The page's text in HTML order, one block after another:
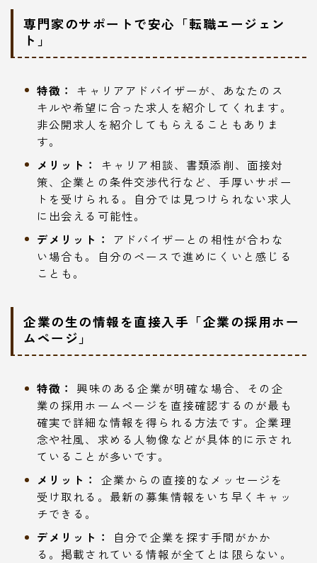
専門家のサポートで安心「転職エージェン
ト」
特徴：
キャリアアドバイザーが、あなたのス
キルや希望に合った求人を紹介してくれます。
非公開求人を紹介してもらえることもありま
す。
メリット：
キャリア相談、書類添削、面接対
策、企業との条件交渉代行など、手厚いサポー
トを受けられる。自分では見つけられない求人
に出会える可能性。
デメリット：
アドバイザーとの相性が合わな
い場合も。自分のペースで進めにくいと感じる
ことも。
企業の生の情報を直接入手「企業の採用ホー
ムページ」
特徴：
興味のある企業が明確な場合、その企
業の採用ホームページを直接確認するのが最も
確実で詳細な情報を得られる方法です。企業理
念や社風、求める人物像などが具体的に示され
ていることが多いです。
メリット：
企業からの直接的なメッセージを
受け取れる。最新の募集情報をいち早くキャッ
チできる。
デメリット：
自分で企業を探す手間がかか
る。掲載されている情報が全てとは限らない。